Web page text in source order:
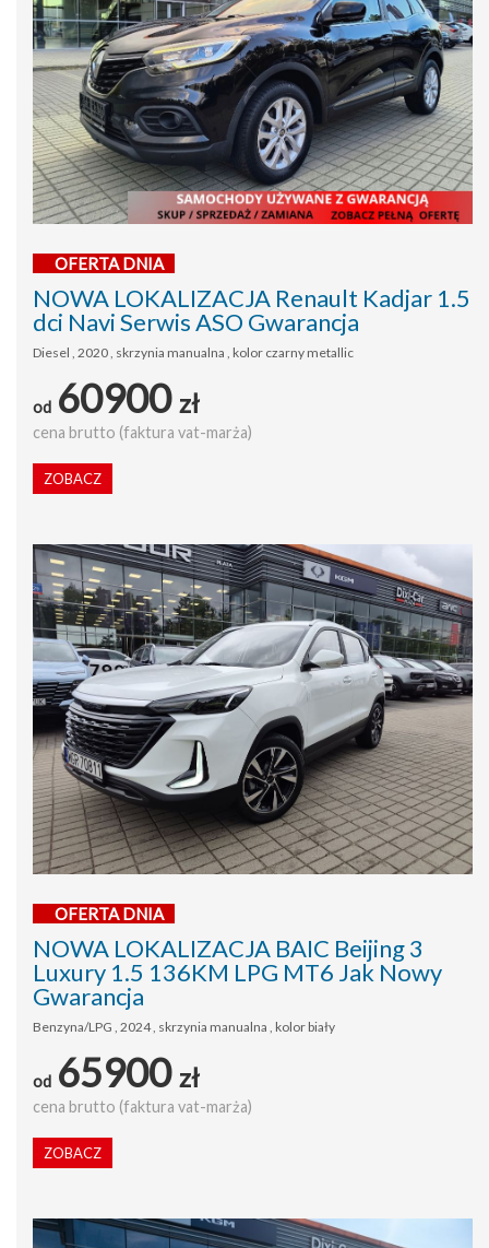
OFERTA DNIA
NOWA LOKALIZACJA Renault Kadjar 1.5
dci Navi Serwis ASO Gwarancja
Diesel , 2020 , skrzynia manualna , kolor czarny metallic
od 60900 zł
cena brutto (faktura vat-marża)
ZOBACZ
OFERTA DNIA
NOWA LOKALIZACJA BAIC Beijing 3
Luxury 1.5 136KM LPG MT6 Jak Nowy
Gwarancja
Benzyna/LPG , 2024 , skrzynia manualna , kolor biały
od 65900 zł
cena brutto (faktura vat-marża)
ZOBACZ